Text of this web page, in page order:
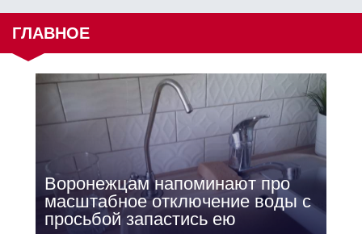
ГЛАВНОЕ
Воронежцам напоминают про
масштабное отключение воды с
просьбой запастись ею